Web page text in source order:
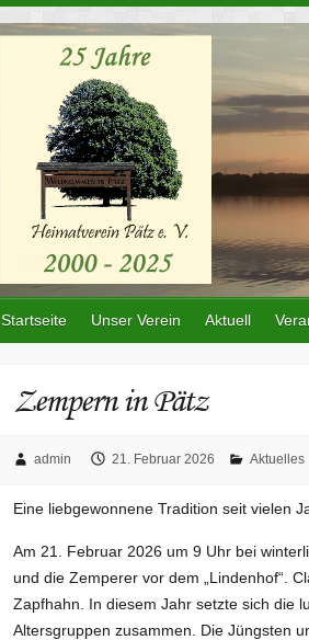
Startseite Unser Verein Aktuell
Zempern in Pätz
admin 21. Februar 2026 Aktuelles
Eine liebgewonnene Tradition seit vielen
Am 21. Februar 2026 um 9 Uhr bei
und die Zemperer vor dem „Lindenhof“.
Zapfhahn. In diesem Jahr setzte sich die
Altersgruppen zusammen. Die Jüngsten